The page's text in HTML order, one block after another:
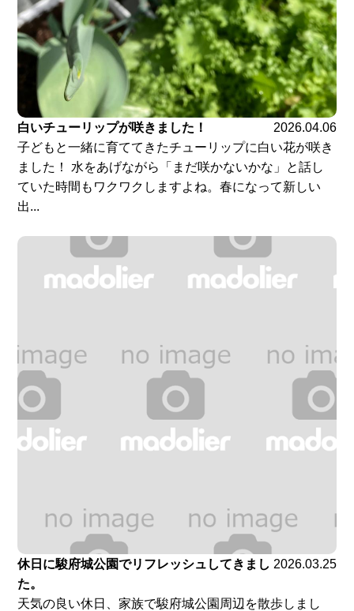
白いチューリップが咲きました！
2026.04.06
子どもと一緒に育ててきたチューリップに白い花が咲き
ました！ 水をあげながら「まだ咲かないかな」と話し
ていた時間もワクワクしますよね。春になって新しい
出...
休日に駿府城公園でリフレッシュしてきまし
た。
2026.03.25
天気の良い休日、家族で駿府城公園周辺を散歩しまし